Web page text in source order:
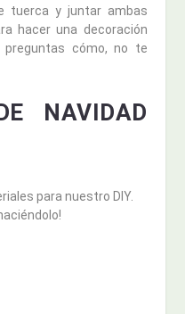
tuerca y juntar ambas
hacer una decoración
cómo, no te
NAVIDAD
para nuestro DIY.